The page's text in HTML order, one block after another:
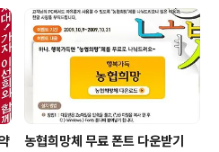
같아 보였습니다.
에 앉았습니다. 그
니다. 어떤 중년의
뭐라고 하..
농협희망체 무료 폰트 다운받기